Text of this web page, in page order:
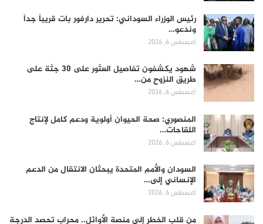
رئيس الوزراء السوداني: تحرير دارفور بات قريباً جداً
وندعو…
أغسطس 6, 2026
شهود يكشفون تفاصيل العثور على 30 جثة على
طريق النزوح من…
أغسطس 6, 2026
المنصوري: صحة الحيوان أولوية ودعم كامل لإنتاج
اللقاحات…
أغسطس 6, 2026
السودان والأمم المتحدة يبحثان الانتقال من الدعم
الإنساني إلى…
أغسطس 6, 2026
من قلب الخطر إلى منصة الأوائل.. محراب تحصد الدرجة